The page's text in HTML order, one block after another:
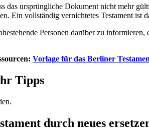
das ursprüngliche Dokument nicht mehr
Ein vollständig vernichtetes Testament ist
Personen darüber zu
Vorlage für das Berliner
Tipps
durch neues